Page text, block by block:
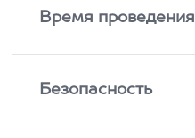
Время проведения
Безопасность